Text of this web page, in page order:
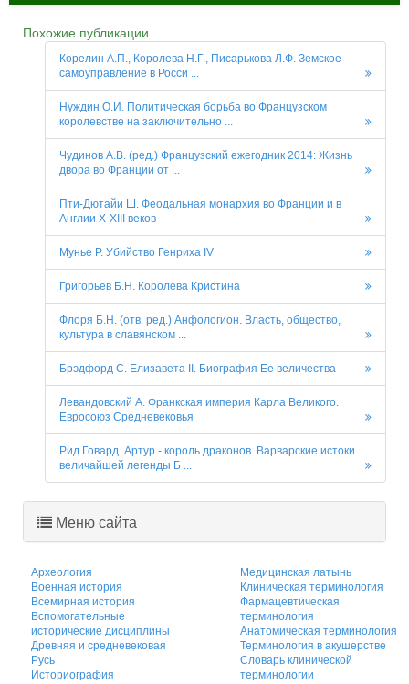
Похожие публикации
Корелин А.П., Королева Н.Г., Писарькова Л.Ф. Земское
самоуправление в Росси ...
Нуждин О.И. Политическая борьба во Французском
королевстве на заключительно ...
Чудинов А.В. (ред.) Французский ежегодник 2014: Жизнь
двора во Франции от ...
Пти-Дютайи Ш. Феодальная монархия во Франции и в
Англии X-XIII веков
Мунье Р. Убийство Генриха IV
Григорьев Б.Н. Королева Кристина
Флоря Б.Н. (отв. ред.) Анфологион. Власть, общество,
культура в славянском ...
Брэдфорд С. Елизавета II. Биография Ее величества
Левандовский А. Франкская империя Карла Великого.
Евросоюз Средневековья
Рид Говард. Артур - король драконов. Варварские истоки
величайшей легенды Б ...
Меню сайта
Археология
Военная история
Всемирная история
Вспомогательные
исторические дисциплины
Древняя и средневековая
Русь
Историография
Медицинская латынь
Клиническая терминология
Фармацевтическая
терминология
Анатомическая терминология
Терминология в акушерстве
Словарь клинической
терминологии